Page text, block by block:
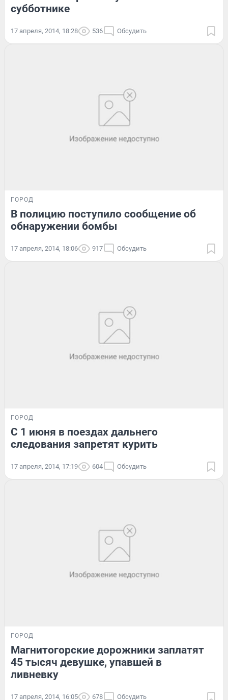
субботнике
17 апреля, 2014, 18:28 536 Обсудить
ГОРОД
В полицию поступило сообщение об
обнаружении бомбы
17 апреля, 2014, 18:06 917 Обсудить
ГОРОД
С 1 июня в поездах дальнего
следования запретят курить
17 апреля, 2014, 17:19 604 Обсудить
ГОРОД
Магнитогорские дорожники заплатят
45 тысяч девушке, упавшей в
ливневку
17 апреля, 2014, 16:05 678 Обсудить